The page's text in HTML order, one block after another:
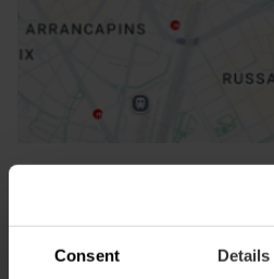
Consent Details
Indicazioni